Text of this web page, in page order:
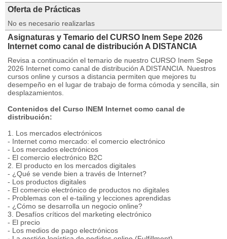
Oferta de Prácticas
No es necesario realizarlas
Asignaturas y Temario del CURSO Inem Sepe 2026
Internet como canal de distribución A DISTANCIA
Revisa a continuación el temario de nuestro CURSO Inem Sepe
2026 Internet como canal de distribución A DISTANCIA. Nuestros
cursos online y cursos a distancia permiten que mejores tu
desempeño en el lugar de trabajo de forma cómoda y sencilla, sin
desplazamientos.
Contenidos del Curso INEM Internet como canal de
distribución:
1. Los mercados electrónicos
- Internet como mercado: el comercio electrónico
- Los mercados electrónicos
- El comercio electrónico B2C
2. El producto en los mercados digitales
- ¿Qué se vende bien a través de Internet?
- Los productos digitales
- El comercio electrónico de productos no digitales
- Problemas con el e-tailing y lecciones aprendidas
- ¿Cómo se desarrolla un negocio online?
3. Desafíos críticos del marketing electrónico
- El precio
- Los medios de pago electrónicos